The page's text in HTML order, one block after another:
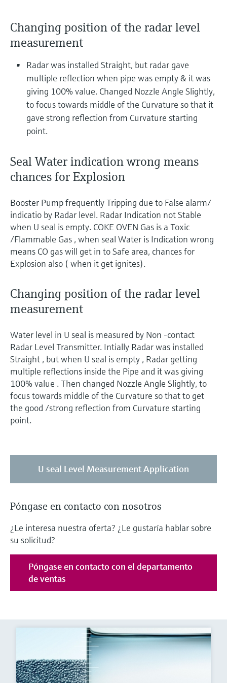
Visor de dispositivos
Encuentre información y documentación
específicas sobre los productos.
Buscador de repuestos
Encuentre repuestos por raíz del producto,
código de pedido o número de serie
Medición de nivel por barrera de
microondas
Level measurement with pressure
Ver todos
microondas
Memosens technology
Ver todos
para una toma de decisiones más
sólida y fundamentada
Changing position of the radar level
measurement
Radar was installed Straight, but radar gave
multiple reflection when pipe was empty & it was
giving 100% value. Changed Nozzle Angle Slightly,
to focus towards middle of the Curvature so that it
gave strong reflection from Curvature starting
point.
Seal Water indication wrong means
chances for Explosion
Booster Pump frequently Tripping due to False alarm/
indicatio by Radar level. Radar Indication not Stable
when U seal is empty. COKE OVEN Gas is a Toxic
/Flammable Gas , when seal Water is Indication wrong
means CO gas will get in to Safe area, chances for
Explosion also ( when it get ignites).
Changing position of the radar level
measurement
Water level in U seal is measured by Non -contact
Radar Level Transmitter. Intially Radar was installed
Straight , but when U seal is empty , Radar getting
multiple reflections inside the Pipe and it was giving
100% value . Then changed Nozzle Angle Slightly, to
focus towards middle of the Curvature so that to get
the good /strong reflection from Curvature starting
point.
U seal Level Measurement Application
Póngase en contacto con nosotros
¿Le interesa nuestra oferta? ¿Le gustaría hablar sobre
su solicitud?
Póngase en contacto con el departamento
de ventas